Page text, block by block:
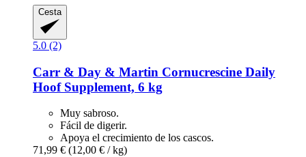
Cesta
5.0 (2)
Carr & Day & Martin Cornucrescine Daily
Hoof Supplement, 6 kg
Muy sabroso.
Fácil de digerir.
Apoya el crecimiento de los cascos.
71,99 € (12,00 € / kg)